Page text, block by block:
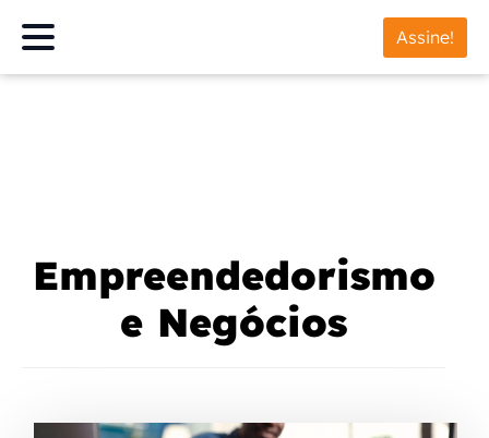
Assine!
Empreendedorismo
e Negócios